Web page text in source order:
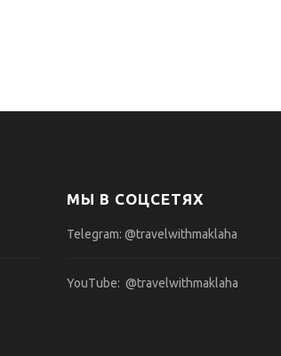
МЫ В СОЦСЕТЯХ
Telegram: @travelwithmaklaha
YouTube: @travelwithmaklaha